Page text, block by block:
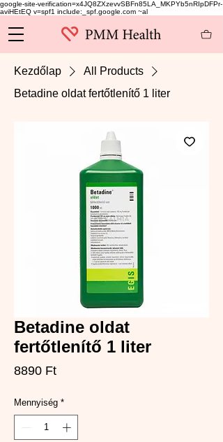
google-site-verification=x4JQ8ZXzevvSBFn85LA_MKPYb5nRIpDFPr-
aviHEtEQ v=spf1 include:_spf.google.com ~al
Kezdőlap
All Products
Betadine oldat fertőtlenítő 1 liter
Betadine oldat
fertőtlenítő 1 liter
8890 FtÁr
Mennyiség *